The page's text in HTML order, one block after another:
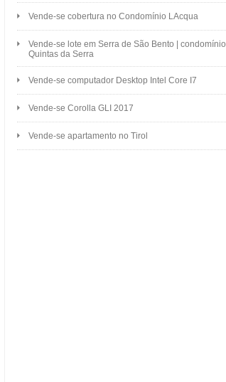
Vende-se cobertura no Condomínio LAcqua
Vende-se lote em Serra de São Bento | condomínio
Quintas da Serra
Vende-se computador Desktop Intel Core I7
Vende-se Corolla GLI 2017
Vende-se apartamento no Tirol